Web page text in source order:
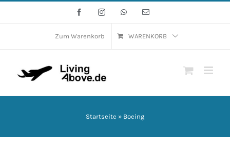
FacebookInstagramWhatsApp
E-
Zum Warenkorb WARENKORB
Startseite » Boeing